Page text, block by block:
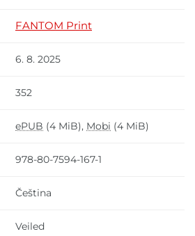
FANTOM Print
6. 8. 2025
352
ePUB (4 MiB), Mobi (4 MiB)
978-80-7594-167-1
Čeština
Veiled